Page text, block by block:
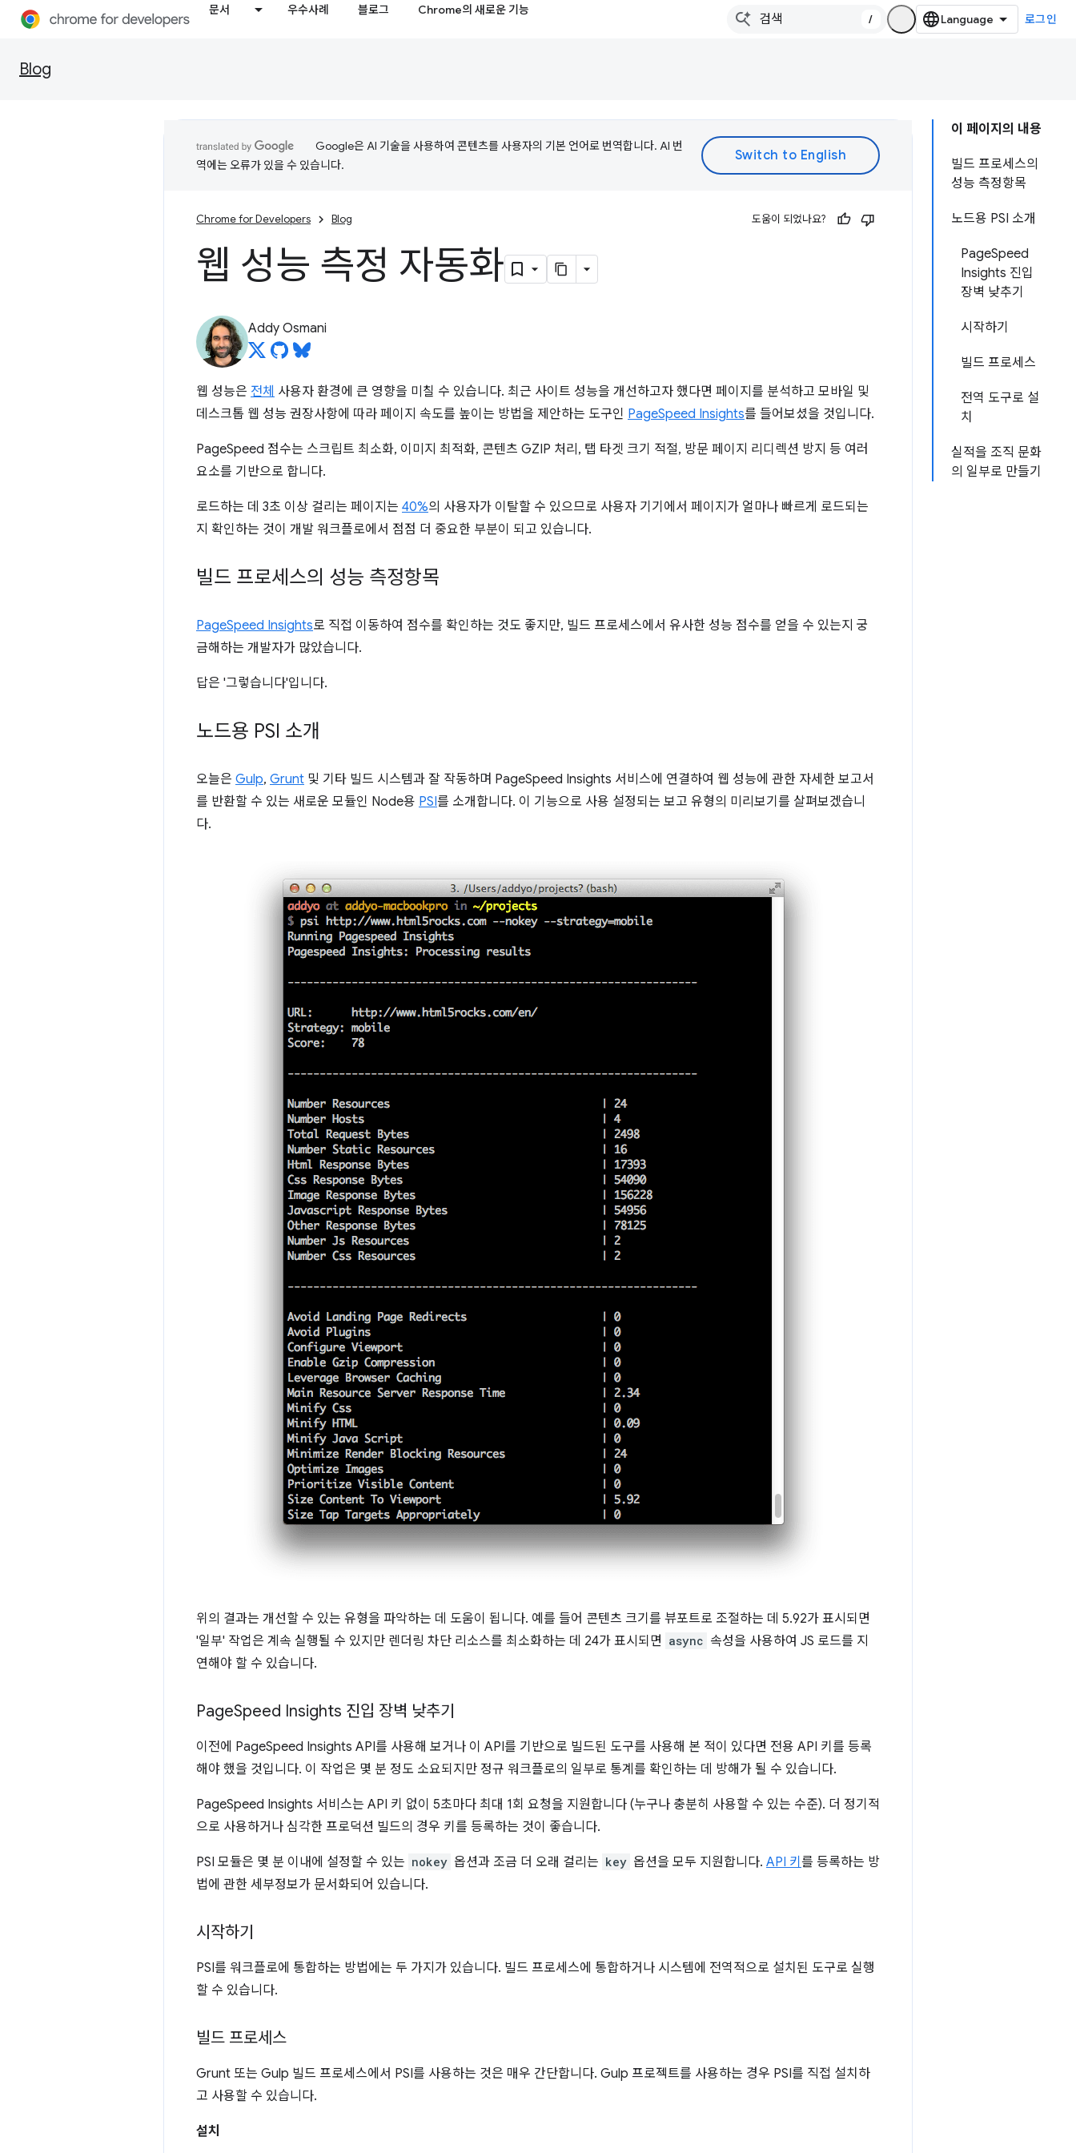
문서 우수사례 블로그 Chrome의 새로운 기능
/ 로그인
Blog
이 페이지의 내용
빌드 프로세스의
성능 측정항목
노드용 PSI 소개
PageSpeed
Insights 진입
장벽 낮추기
시작하기
빌드 프로세스
전역 도구로 설
치
실적을 조직 문화
의 일부로 만들기
Google은 AI 기술을 사용하여 콘텐츠를 사용자의 기본 언어로 번역합니다. AI 번
역에는 오류가 있을 수 있습니다.
Chrome for Developers Blog 도움이 되었나요?
웹 성능 측정 자동화
Addy Osmani
웹 성능은 전체 사용자 환경에 큰 영향을 미칠 수 있습니다. 최근 사이트 성능을 개선하고자 했다면 페이지를 분석하고 모바일 및
데스크톱 웹 성능 권장사항에 따라 페이지 속도를 높이는 방법을 제안하는 도구인 PageSpeed Insights를 들어보셨을 것입니다.
PageSpeed 점수는 스크립트 최소화, 이미지 최적화, 콘텐츠 GZIP 처리, 탭 타겟 크기 적절, 방문 페이지 리디렉션 방지 등 여러
요소를 기반으로 합니다.
로드하는 데 3초 이상 걸리는 페이지는 40%의 사용자가 이탈할 수 있으므로 사용자 기기에서 페이지가 얼마나 빠르게 로드되는
지 확인하는 것이 개발 워크플로에서 점점 더 중요한 부분이 되고 있습니다.
빌드 프로세스의 성능 측정항목
PageSpeed Insights로 직접 이동하여 점수를 확인하는 것도 좋지만, 빌드 프로세스에서 유사한 성능 점수를 얻을 수 있는지 궁
금해하는 개발자가 많았습니다.
답은 '그렇습니다'입니다.
노드용 PSI 소개
오늘은 Gulp, Grunt 및 기타 빌드 시스템과 잘 작동하며 PageSpeed Insights 서비스에 연결하여 웹 성능에 관한 자세한 보고서
를 반환할 수 있는 새로운 모듈인 Node용 PSI를 소개합니다. 이 기능으로 사용 설정되는 보고 유형의 미리보기를 살펴보겠습니
다.
위의 결과는 개선할 수 있는 유형을 파악하는 데 도움이 됩니다. 예를 들어 콘텐츠 크기를 뷰포트로 조절하는 데 5.92가 표시되면
'일부' 작업은 계속 실행될 수 있지만 렌더링 차단 리소스를 최소화하는 데 24가 표시되면 async 속성을 사용하여 JS 로드를 지
연해야 할 수 있습니다.
PageSpeed Insights 진입 장벽 낮추기
이전에 PageSpeed Insights API를 사용해 보거나 이 API를 기반으로 빌드된 도구를 사용해 본 적이 있다면 전용 API 키를 등록
해야 했을 것입니다. 이 작업은 몇 분 정도 소요되지만 정규 워크플로의 일부로 통계를 확인하는 데 방해가 될 수 있습니다.
PageSpeed Insights 서비스는 API 키 없이 5초마다 최대 1회 요청을 지원합니다 (누구나 충분히 사용할 수 있는 수준). 더 정기적
으로 사용하거나 심각한 프로덕션 빌드의 경우 키를 등록하는 것이 좋습니다.
PSI 모듈은 몇 분 이내에 설정할 수 있는 nokey 옵션과 조금 더 오래 걸리는 key 옵션을 모두 지원합니다. API 키 를 등록하는 방
법에 관한 세부정보가 문서화되어 있습니다.
시작하기
PSI를 워크플로에 통합하는 방법에는 두 가지가 있습니다. 빌드 프로세스에 통합하거나 시스템에 전역적으로 설치된 도구로 실행
할 수 있습니다.
빌드 프로세스
Grunt 또는 Gulp 빌드 프로세스에서 PSI를 사용하는 것은 매우 간단합니다. Gulp 프로젝트를 사용하는 경우 PSI를 직접 설치하
고 사용할 수 있습니다.
설치